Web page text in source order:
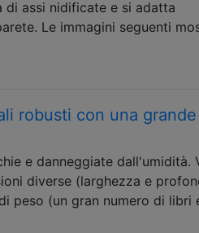
di assi nidificate e si adatta
Le immagini seguenti
robusti con una grande
e danneggiate dall'umidità.
diverse (larghezza e
peso (un gran numero di libri